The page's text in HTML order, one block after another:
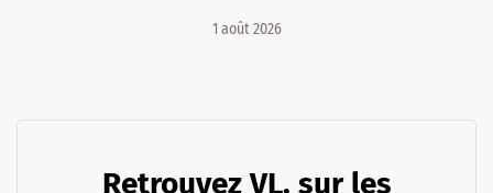
1 août 2026
Retrouvez VL. sur les